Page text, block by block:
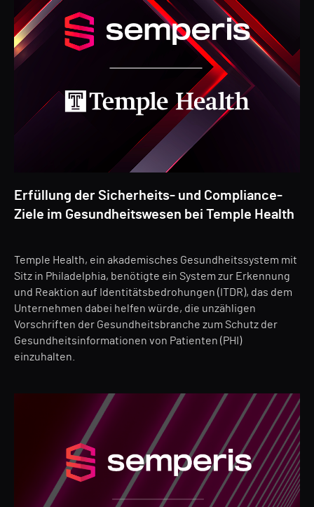
Erfüllung der Sicherheits- und Compliance-
Ziele im Gesundheitswesen bei Temple Health
Temple Health, ein akademisches Gesundheitssystem mit
Sitz in Philadelphia, benötigte ein System zur Erkennung
und Reaktion auf Identitätsbedrohungen (ITDR), das dem
Unternehmen dabei helfen würde, die unzähligen
Vorschriften der Gesundheitsbranche zum Schutz der
Gesundheitsinformationen von Patienten (PHI)
einzuhalten.